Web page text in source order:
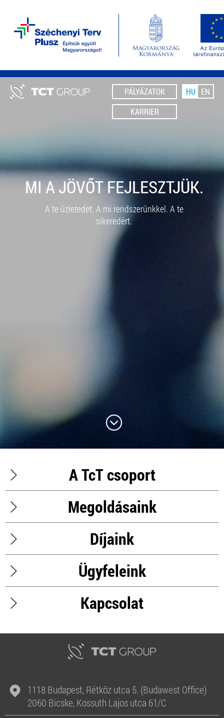
HU EN
PÁLYÁZATOK
KARRIER
MI A JÖVŐT FEJLESZTJÜK.
A te üzletedet. A mi rendszerünkkel. A te
sikeredért.
A TcT csoport
Megoldásaink
Díjaink
Ügyfeleink
Kapcsolat
1118 Budapest, Rétköz utca 5. (Budawest Office)
2060 Bicske, Kossuth Lajos utca 61/C